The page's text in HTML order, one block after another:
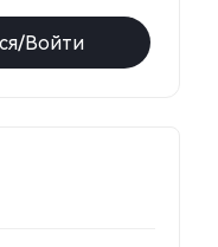
Войти